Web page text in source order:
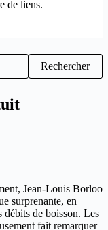
de liens.
Rechercher
Jean-Louis Borloo
surprenante, en
débits de boisson. Les
fait remarquer